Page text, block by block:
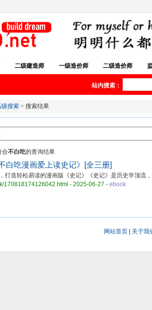
二级建造师 一级造价师 二级造价师
站内搜索：
级搜索 > 搜索结果
合不白吃的查询结果
白吃漫画爱上读史记》[全三册]
打造轻松易读的漫画版《史记》《史记》是历史学顶流
170818174126042.html - 2025-06-27 - ebook
网站首页| 关于我